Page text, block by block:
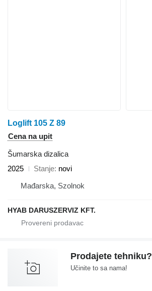
Loglift 105 Z 89
Cena na upit
Šumarska dizalica
2025
Stanje novi
Mađarska, Szolnok
HYAB DARUSZERVIZ KFT.
Prodajete tehniku?
Učinite to sa nama!